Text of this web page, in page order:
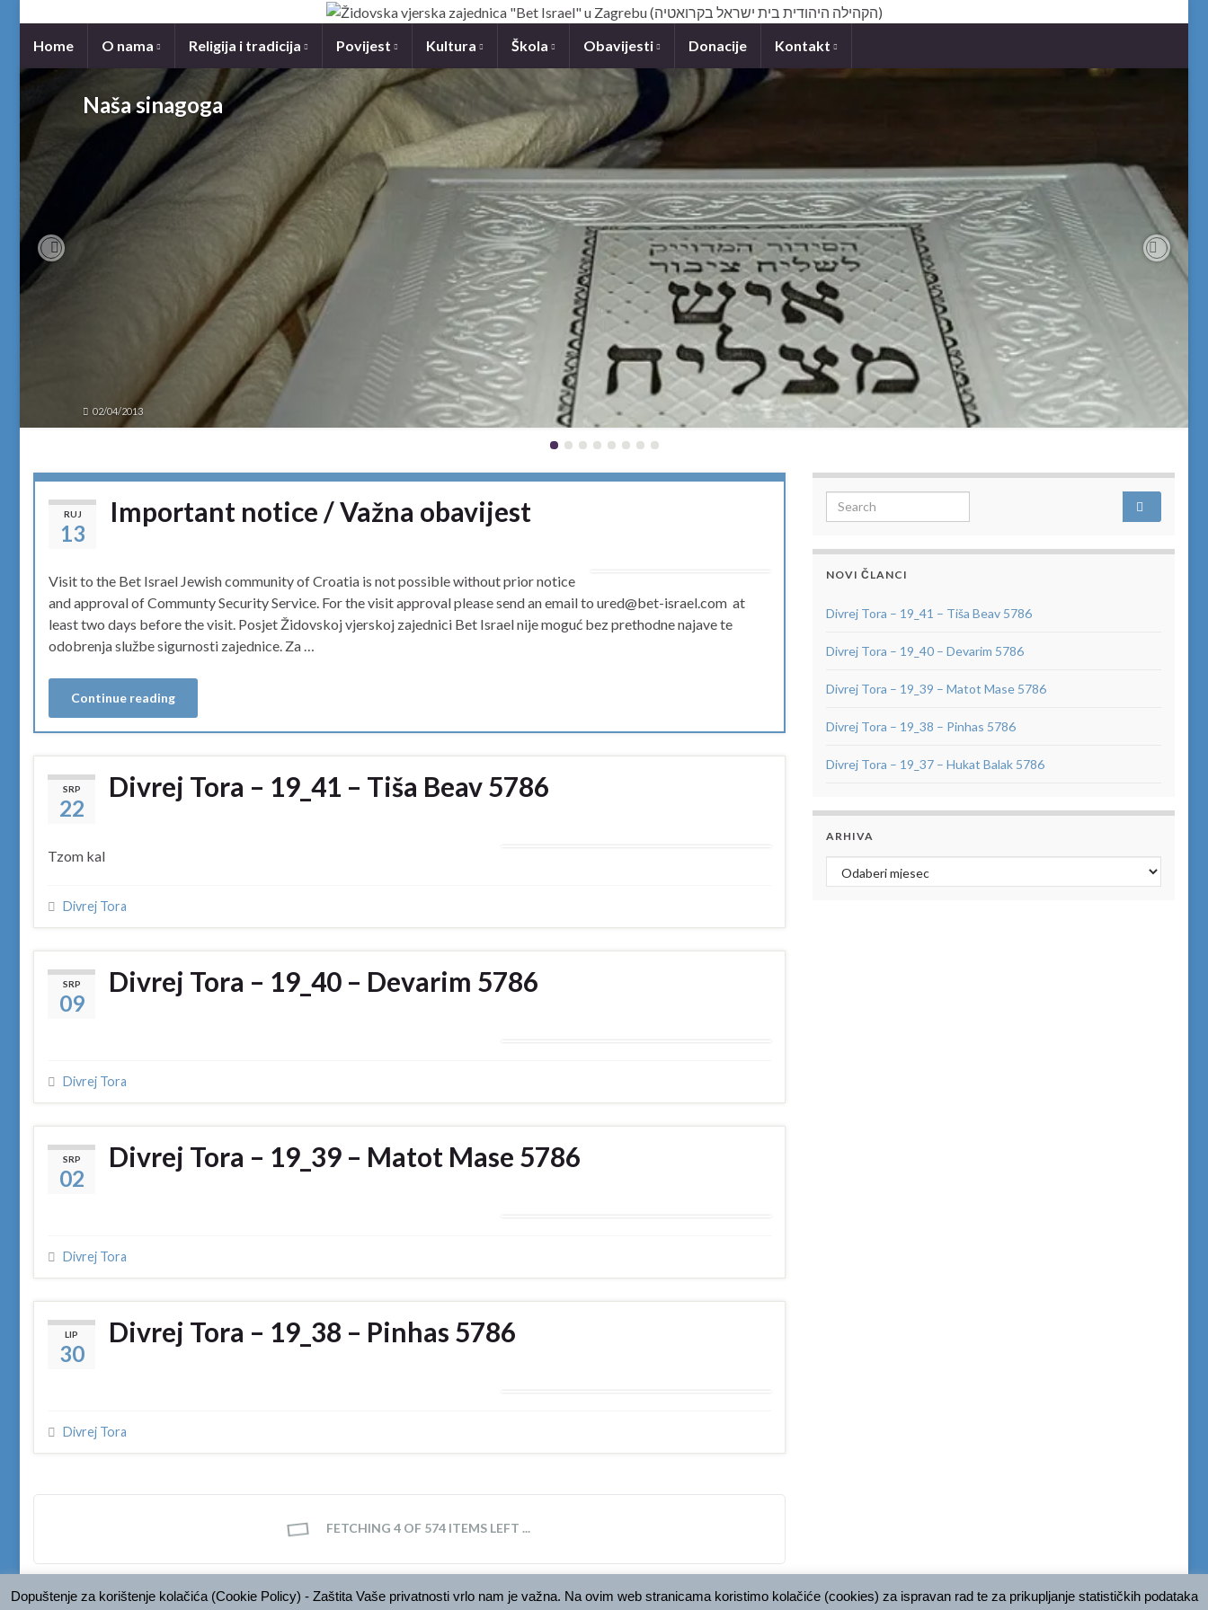
Home O nama Religija i tradicija Povijest Kultura Škola Obavijesti Donacije Kontakt
Naša sinagoga
02/04/2013
Next
RUJ
13
Important notice / Važna obavijest
Visit to the Bet Israel Jewish community of Croatia is not possible without prior notice
and approval of Communty Security Service. For the visit approval please send an email to ured@bet-israel.com at
least two days before the visit. Posjet Židovskoj vjerskoj zajednici Bet Israel nije moguć bez prethodne najave te
odobrenja službe sigurnosti zajednice. Za …
Continue reading
SRP
22
Divrej Tora – 19_41 – Tiša Beav 5786
Tzom kal
Divrej Tora
SRP
09
Divrej Tora – 19_40 – Devarim 5786
Divrej Tora
SRP
02
Divrej Tora – 19_39 – Matot Mase 5786
Divrej Tora
LIP
30
Divrej Tora – 19_38 – Pinhas 5786
Divrej Tora
FETCHING 4 OF 574 ITEMS LEFT ...
Search for:
NOVI ČLANCI
Divrej Tora – 19_41 – Tiša Beav 5786
Divrej Tora – 19_40 – Devarim 5786
Divrej Tora – 19_39 – Matot Mase 5786
Divrej Tora – 19_38 – Pinhas 5786
Divrej Tora – 19_37 – Hukat Balak 5786
ARHIVA
Arhiva
Dopuštenje za korištenje kolačića (Cookie Policy) - Zaštita Vaše privatnosti vrlo nam je važna. Na ovim web stranicama koristimo kolačiće (cookies) za ispravan rad te za prikupljanje statističkih podataka